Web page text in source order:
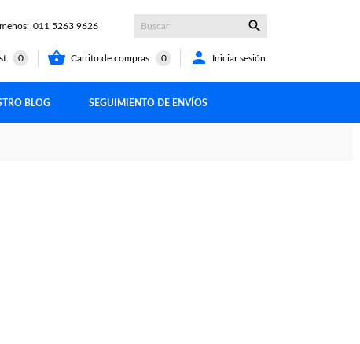
011 5263 9626 
0  Carrito de compras 0  Iniciar sesión
BLOG SEGUIMIENTO DE ENVÍOS